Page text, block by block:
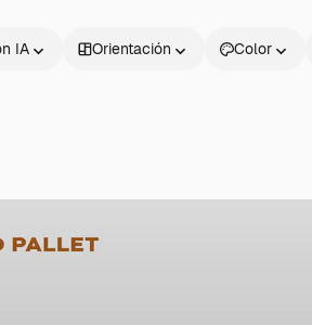
IA Orientación Color